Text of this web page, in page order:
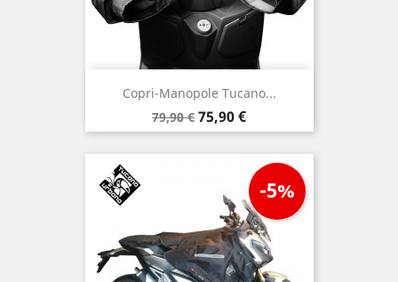
Copri-Manopole Tucano...
Prezzo
base
79,90 € Prezzo
75,90 €
-5%